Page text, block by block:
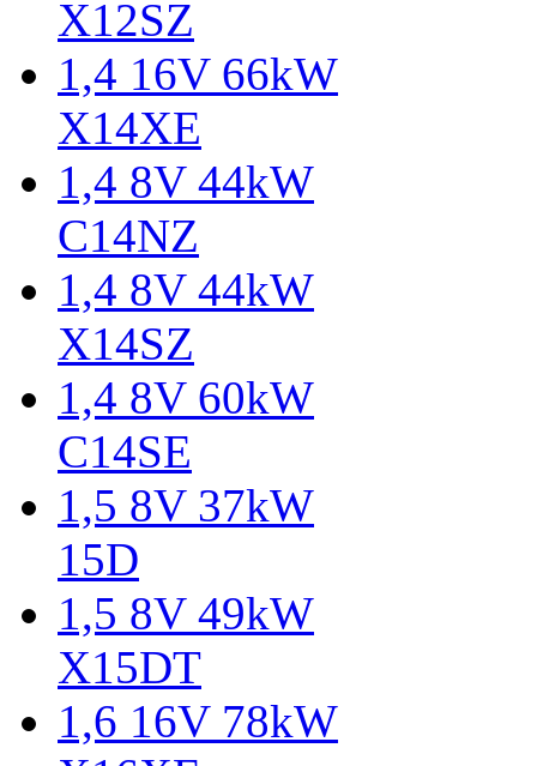
X12SZ
1,4 16V 66kW
X14XE
1,4 8V 44kW
C14NZ
1,4 8V 44kW
X14SZ
1,4 8V 60kW
C14SE
1,5 8V 37kW
15D
1,5 8V 49kW
X15DT
1,6 16V 78kW